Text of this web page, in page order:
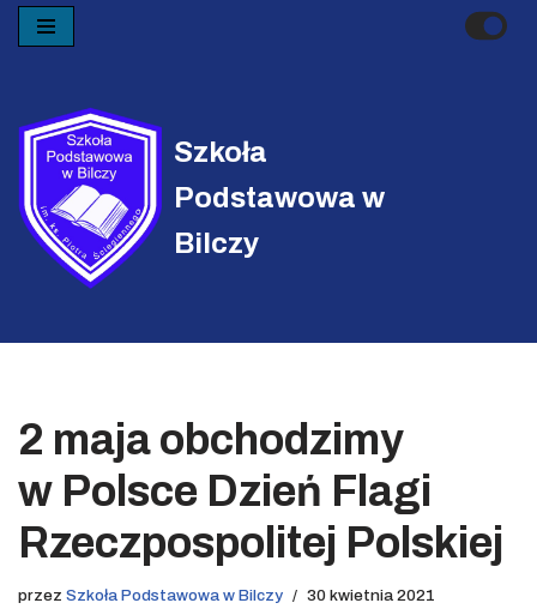
treści
Szkoła
Podstawowa w
Bilczy
2 maja obchodzimy
w Polsce Dzień Flagi
Rzeczpospolitej Polskiej
przez Szkoła Podstawowa w Bilczy 30 kwietnia 2021